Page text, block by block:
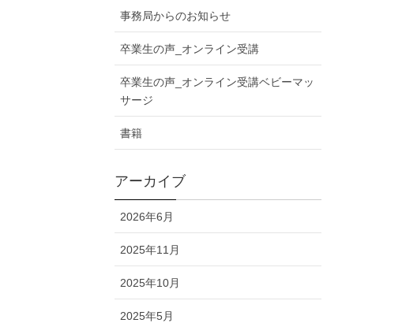
事務局からのお知らせ
卒業生の声_オンライン受講
卒業生の声_オンライン受講ベビーマッ
サージ
書籍
アーカイブ
2026年6月
2025年11月
2025年10月
2025年5月